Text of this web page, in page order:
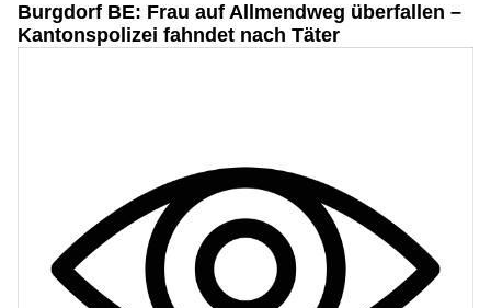
Burgdorf BE: Frau auf Allmendweg überfallen –
Kantonspolizei fahndet nach Täter